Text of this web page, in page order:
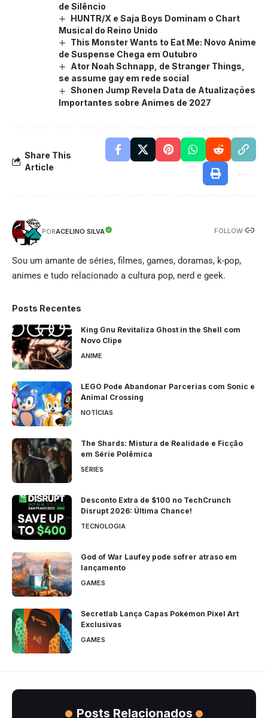
de Silêncio
HUNTR/X e Saja Boys Dominam o Chart
Musical do Reino Unido
This Monster Wants to Eat Me: Novo Anime
de Suspense Chega em Outubro
Ator Noah Schnapp, de Stranger Things,
se assume gay em rede social
Shonen Jump Revela Data de Atualizações
Importantes sobre Animes de 2027
Share This
Article
PORACELINO SILVA FOLLOW:
Sou um amante de séries, filmes, games, doramas, k-pop,
animes e tudo relacionado a cultura pop, nerd e geek.
Posts Recentes
King Gnu Revitaliza Ghost in the Shell com
Novo Clipe
ANIME
LEGO Pode Abandonar Parcerias com Sonic e
Animal Crossing
NOTÍCIAS
The Shards: Mistura de Realidade e Ficção
em Série Polêmica
SÉRIES
Desconto Extra de $100 no TechCrunch
Disrupt 2026: Última Chance!
TECNOLOGIA
God of War Laufey pode sofrer atraso em
lançamento
GAMES
Secretlab Lança Capas Pokémon Pixel Art
Exclusivas
GAMES
Posts Relacionados